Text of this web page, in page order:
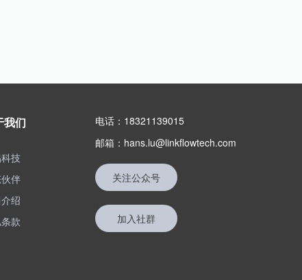
我们
技
伴
绍
款
电话：18321139015
邮箱：hans.lu@linkflowtech.com
关注公众号
加入社群